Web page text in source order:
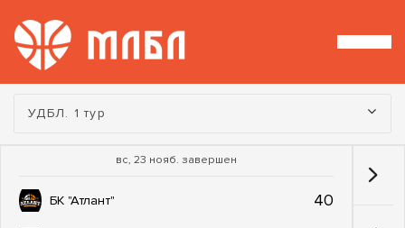
Турнир:
УДБЛ. 1 тур
вс, 23 нояб. завершен
БК "Атлант" 40